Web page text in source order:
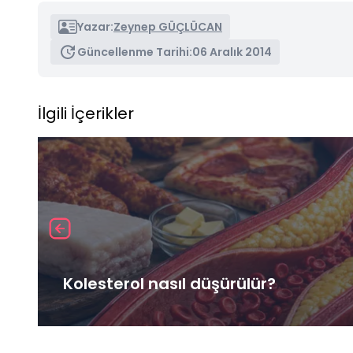
Yazar:Zeynep GÜÇLÜCAN
Güncellenme Tarihi:06 Aralık 2014
İlgili İçerikler
Kolesterol nasıl düşürülür?